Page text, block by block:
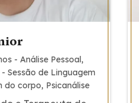
- Análise Pessoal
Sessão de Linguagem
do corpo Psicanálise